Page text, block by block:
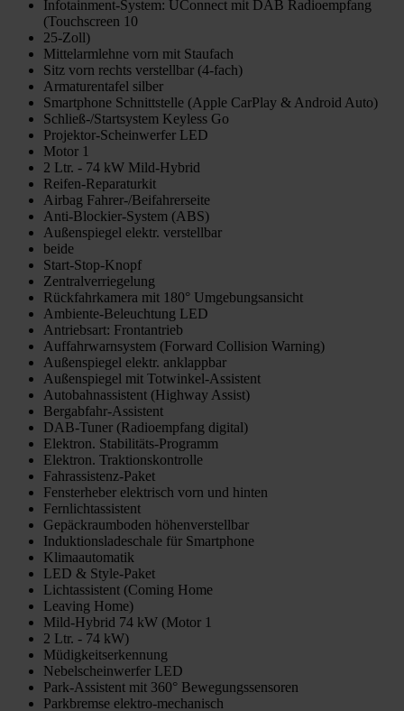
Infotainment-System: UConnect mit DAB Radioempfang
(Touchscreen 10
25-Zoll)
Mittelarmlehne vorn mit Staufach
Sitz vorn rechts verstellbar (4-fach)
Armaturentafel silber
Smartphone Schnittstelle (Apple CarPlay & Android Auto)
Schließ-/Startsystem Keyless Go
Projektor-Scheinwerfer LED
Motor 1
2 Ltr. - 74 kW Mild-Hybrid
Reifen-Reparaturkit
Airbag Fahrer-/Beifahrerseite
Anti-Blockier-System (ABS)
Außenspiegel elektr. verstellbar
beide
Start-Stop-Knopf
Zentralverriegelung
Rückfahrkamera mit 180° Umgebungsansicht
Ambiente-Beleuchtung LED
Antriebsart: Frontantrieb
Auffahrwarnsystem (Forward Collision Warning)
Außenspiegel elektr. anklappbar
Außenspiegel mit Totwinkel-Assistent
Autobahnassistent (Highway Assist)
Bergabfahr-Assistent
DAB-Tuner (Radioempfang digital)
Elektron. Stabilitäts-Programm
Elektron. Traktionskontrolle
Fahrassistenz-Paket
Fensterheber elektrisch vorn und hinten
Fernlichtassistent
Gepäckraumboden höhenverstellbar
Induktionsladeschale für Smartphone
Klimaautomatik
LED & Style-Paket
Lichtassistent (Coming Home
Leaving Home)
Mild-Hybrid 74 kW (Motor 1
2 Ltr. - 74 kW)
Müdigkeitserkennung
Nebelscheinwerfer LED
Park-Assistent mit 360° Bewegungssensoren
Parkbremse elektro-mechanisch